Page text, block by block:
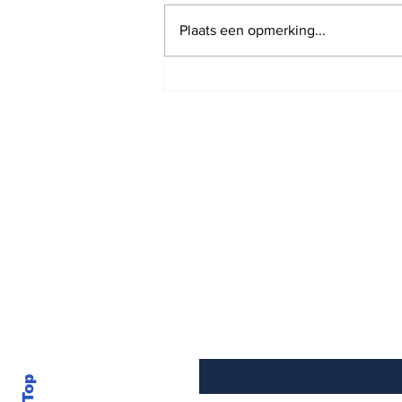
Plaats een opmerking...